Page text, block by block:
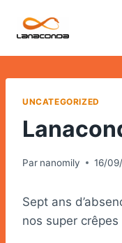
UNCATEGORIZED
Par nanomily 16/
Sept ans
nos super